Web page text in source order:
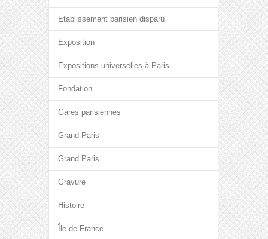
Etablissement parisien disparu
Exposition
Expositions universelles à Paris
Fondation
Gares parisiennes
Grand Paris
Grand Paris
Gravure
Histoire
Île-de-France